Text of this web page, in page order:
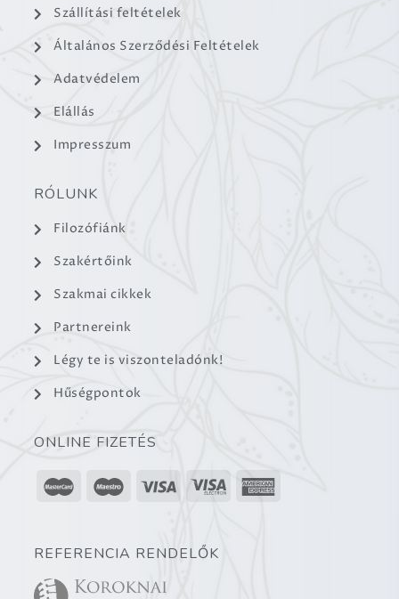
Szállítási feltételek
Általános Szerződési Feltételek
Adatvédelem
Elállás
Impresszum
RÓLUNK
Filozófiánk
Szakértőink
Szakmai cikkek
Partnereink
Légy te is viszonteladónk!
Hűségpontok
ONLINE FIZETÉS
REFERENCIA RENDELŐK